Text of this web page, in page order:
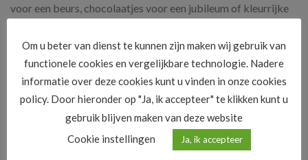
voor een beurs, chocolaatjes voor een jubileum of kleurrijke
zijn eindeloos en de bedrukking is volledig op maat.
Of je nu kiest voor een strak logo, een feestelijke afbeelding
creëer je altijd een blijvende indruk. Deze bedrukte
snoepblikjes zijn een succes bij elke doelgroep en elk
moment van het jaar.
Om u beter van dienst te kunnen zijn maken wij gebruik van
functionele cookies en vergelijkbare technologie. Nadere
informatie over deze cookies kunt u vinden in onze cookies
policy. Door hieronder op "Ja, ik accepteer" te klikken kunt u
gebruik blijven maken van deze website
Cookie instellingen
Ja, ik accepteer